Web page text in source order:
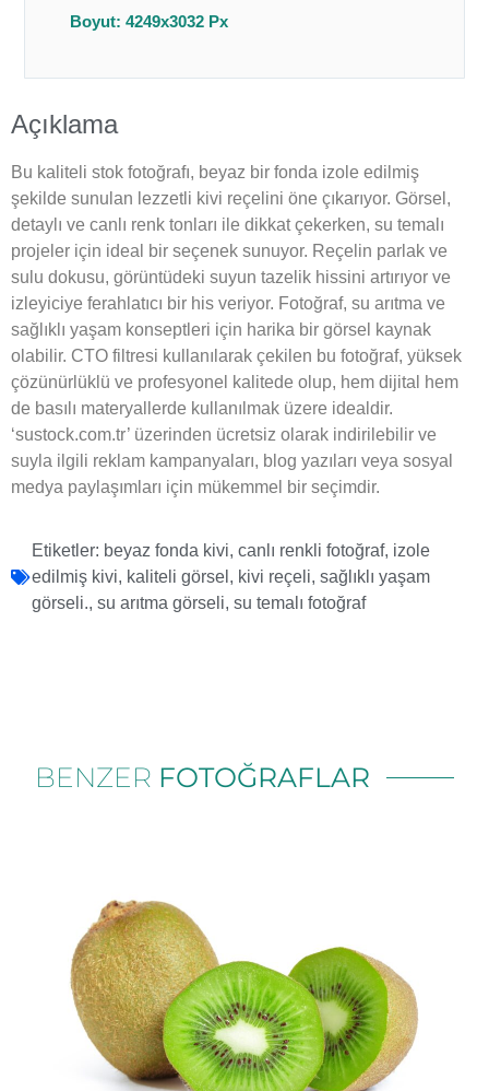
Boyut: 4249x3032 Px
Açıklama
Bu kaliteli stok fotoğrafı, beyaz bir fonda izole edilmiş
şekilde sunulan lezzetli kivi reçelini öne çıkarıyor. Görsel,
detaylı ve canlı renk tonları ile dikkat çekerken, su temalı
projeler için ideal bir seçenek sunuyor. Reçelin parlak ve
sulu dokusu, görüntüdeki suyun tazelik hissini artırıyor ve
izleyiciye ferahlatıcı bir his veriyor. Fotoğraf, su arıtma ve
sağlıklı yaşam konseptleri için harika bir görsel kaynak
olabilir. CTO filtresi kullanılarak çekilen bu fotoğraf, yüksek
çözünürlüklü ve profesyonel kalitede olup, hem dijital hem
de basılı materyallerde kullanılmak üzere idealdir.
‘sustock.com.tr’ üzerinden ücretsiz olarak indirilebilir ve
suyla ilgili reklam kampanyaları, blog yazıları veya sosyal
medya paylaşımları için mükemmel bir seçimdir.
Etiketler: beyaz fonda kivi, canlı renkli fotoğraf, izole
edilmiş kivi, kaliteli görsel , kivi reçeli, sağlıklı yaşam
görseli., su arıtma görseli, su temalı fotoğraf
BENZER FOTOĞRAFLAR